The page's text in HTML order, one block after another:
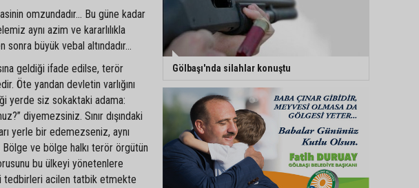
omzundadır… Bu güne kadar
aynı azim ve kararlılıkla
büyük vebal altındadır...
geldiği ifade edilse, terör
Öte yandan devletin varlığını
yerde siz sokaktaki adama:
diyemezsiniz. Sınır dışındaki
yerle bir edemezseniz, aynı
ve bölge halkı terör örgütün
bu ülkeyi yönetenlere
tedbirleri acilen tatbik etmekte
Gölbaşı'nda silahlar konuştu